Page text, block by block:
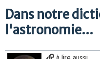
Dans notre
l'astronomie...